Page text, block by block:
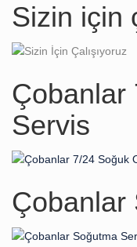
Sizin için
Çobanlar
Servis
Çobanlar